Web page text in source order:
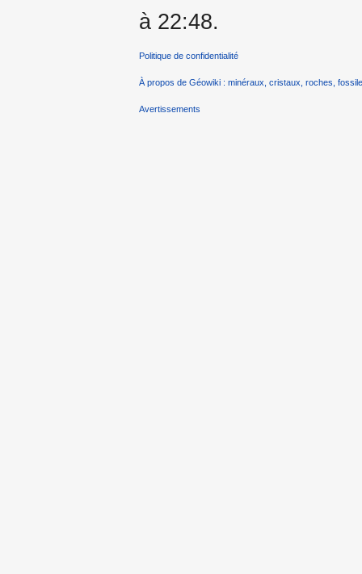
à 22:48.
Politique de confidentialité
À propos de Géowiki : minéraux, cristaux, roches,
Avertissements